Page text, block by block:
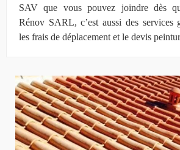
SAV que vous pouvez joindre dès
Rénov SARL, c’est aussi des services
les frais de déplacement et le devis